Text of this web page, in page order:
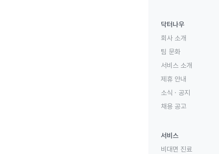
닥터나우
회사 소개
팀 문화
서비스 소개
제휴 안내
소식 · 공지
채용 공고
서비스
비대면 진료